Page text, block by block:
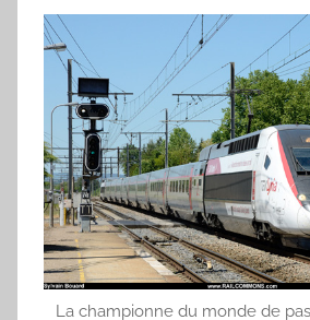
a
n
B
o
u
a
r
d
La championne du monde de